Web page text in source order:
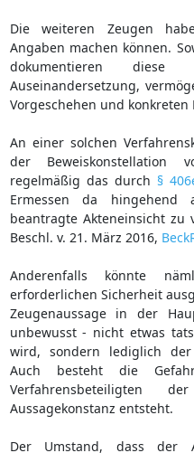
Die weiteren Zeugen
Angaben machen können.
dokumentieren
Auseinandersetzung,
Vorgeschehen und
An einer solchen
der Beweiskonstellation
regelmäßig das durch §
Ermessen da
beantragte Akteneinsicht zu
Beschl. v. 21. März 2016,
Anderenfalls könnte
erforderlichen Sicherheit
Zeugenaussage in der
unbewusst - nicht etwas
wird, sondern lediglich
Auch besteht die
Verfahrensbeteiligten
Aussagekonstanz entsteht.
Der Umstand, dass der